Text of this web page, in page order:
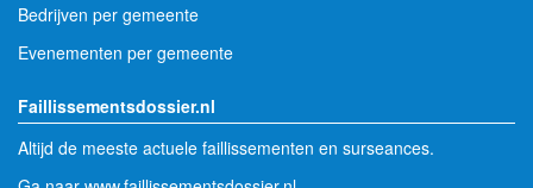
Bedrijven per gemeente
Evenementen per gemeente
Faillissementsdossier.nl
Altijd de meeste actuele faillissementen en surseances.